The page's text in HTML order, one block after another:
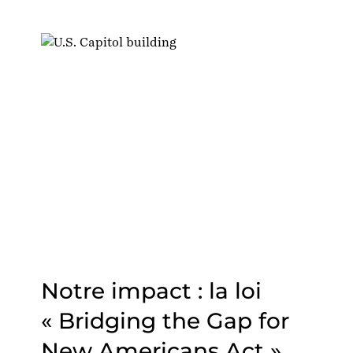
Notre impact : la loi
« Bridging the Gap for